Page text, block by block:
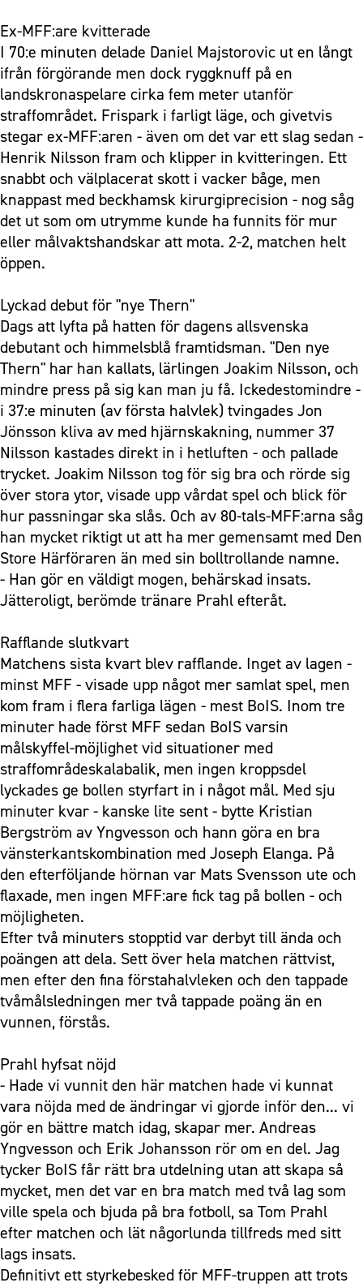
Ex-MFF:are kvitterade
I 70:e minuten delade Daniel Majstorovic ut en långt
ifrån förgörande men dock ryggknuff på en
landskronaspelare cirka fem meter utanför
straffområdet. Frispark i farligt läge, och givetvis
stegar ex-MFF:aren - även om det var ett slag sedan -
Henrik Nilsson fram och klipper in kvitteringen. Ett
snabbt och välplacerat skott i vacker båge, men
knappast med beckhamsk kirurgiprecision - nog såg
det ut som om utrymme kunde ha funnits för mur
eller målvaktshandskar att mota. 2-2, matchen helt
öppen.
Lyckad debut för "nye Thern"
Dags att lyfta på hatten för dagens allsvenska
debutant och himmelsblå framtidsman. "Den nye
Thern" har han kallats, lärlingen Joakim Nilsson, och
mindre press på sig kan man ju få. Ickedestomindre -
i 37:e minuten (av första halvlek) tvingades Jon
Jönsson kliva av med hjärnskakning, nummer 37
Nilsson kastades direkt in i hetluften - och pallade
trycket. Joakim Nilsson tog för sig bra och rörde sig
över stora ytor, visade upp vårdat spel och blick för
hur passningar ska slås. Och av 80-tals-MFF:arna såg
han mycket riktigt ut att ha mer gemensamt med Den
Store Härföraren än med sin bolltrollande namne.
- Han gör en väldigt mogen, behärskad insats.
Jätteroligt, berömde tränare Prahl efteråt.
Rafflande slutkvart
Matchens sista kvart blev rafflande. Inget av lagen -
minst MFF - visade upp något mer samlat spel, men
kom fram i flera farliga lägen - mest BoIS. Inom tre
minuter hade först MFF sedan BoIS varsin
målskyffel-möjlighet vid situationer med
straffområdeskalabalik, men ingen kroppsdel
lyckades ge bollen styrfart in i något mål. Med sju
minuter kvar - kanske lite sent - bytte Kristian
Bergström av Yngvesson och hann göra en bra
vänsterkantskombination med Joseph Elanga. På
den efterföljande hörnan var Mats Svensson ute och
flaxade, men ingen MFF:are fick tag på bollen - och
möjligheten.
Efter två minuters stopptid var derbyt till ända och
poängen att dela. Sett över hela matchen rättvist,
men efter den fina förstahalvleken och den tappade
tvåmålsledningen mer två tappade poäng än en
vunnen, förstås.
Prahl hyfsat nöjd
- Hade vi vunnit den här matchen hade vi kunnat
vara nöjda med de ändringar vi gjorde inför den... vi
gör en bättre match idag, skapar mer. Andreas
Yngvesson och Erik Johansson rör om en del. Jag
tycker BoIS får rätt bra utdelning utan att skapa så
mycket, men det var en bra match med två lag som
ville spela och bjuda på bra fotboll, sa Tom Prahl
efter matchen och lät någorlunda tillfreds med sitt
lags insats.
Definitivt ett styrkebesked för MFF-truppen att trots